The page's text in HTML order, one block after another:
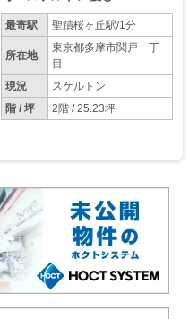
最寄駅 聖蹟桜ヶ丘駅/1分
所在地
東京都多摩市関戸一丁
目
現況
スケルトン
階 / 坪
2階 / 25.23坪